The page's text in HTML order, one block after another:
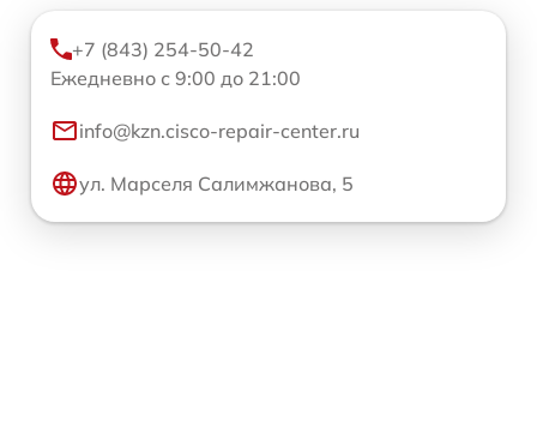
+7 (843) 254-50-42
Ежедневно с 9:00 до 21:00
info@kzn.cisco-repair-center.ru
ул. Марселя Салимжанова, 5